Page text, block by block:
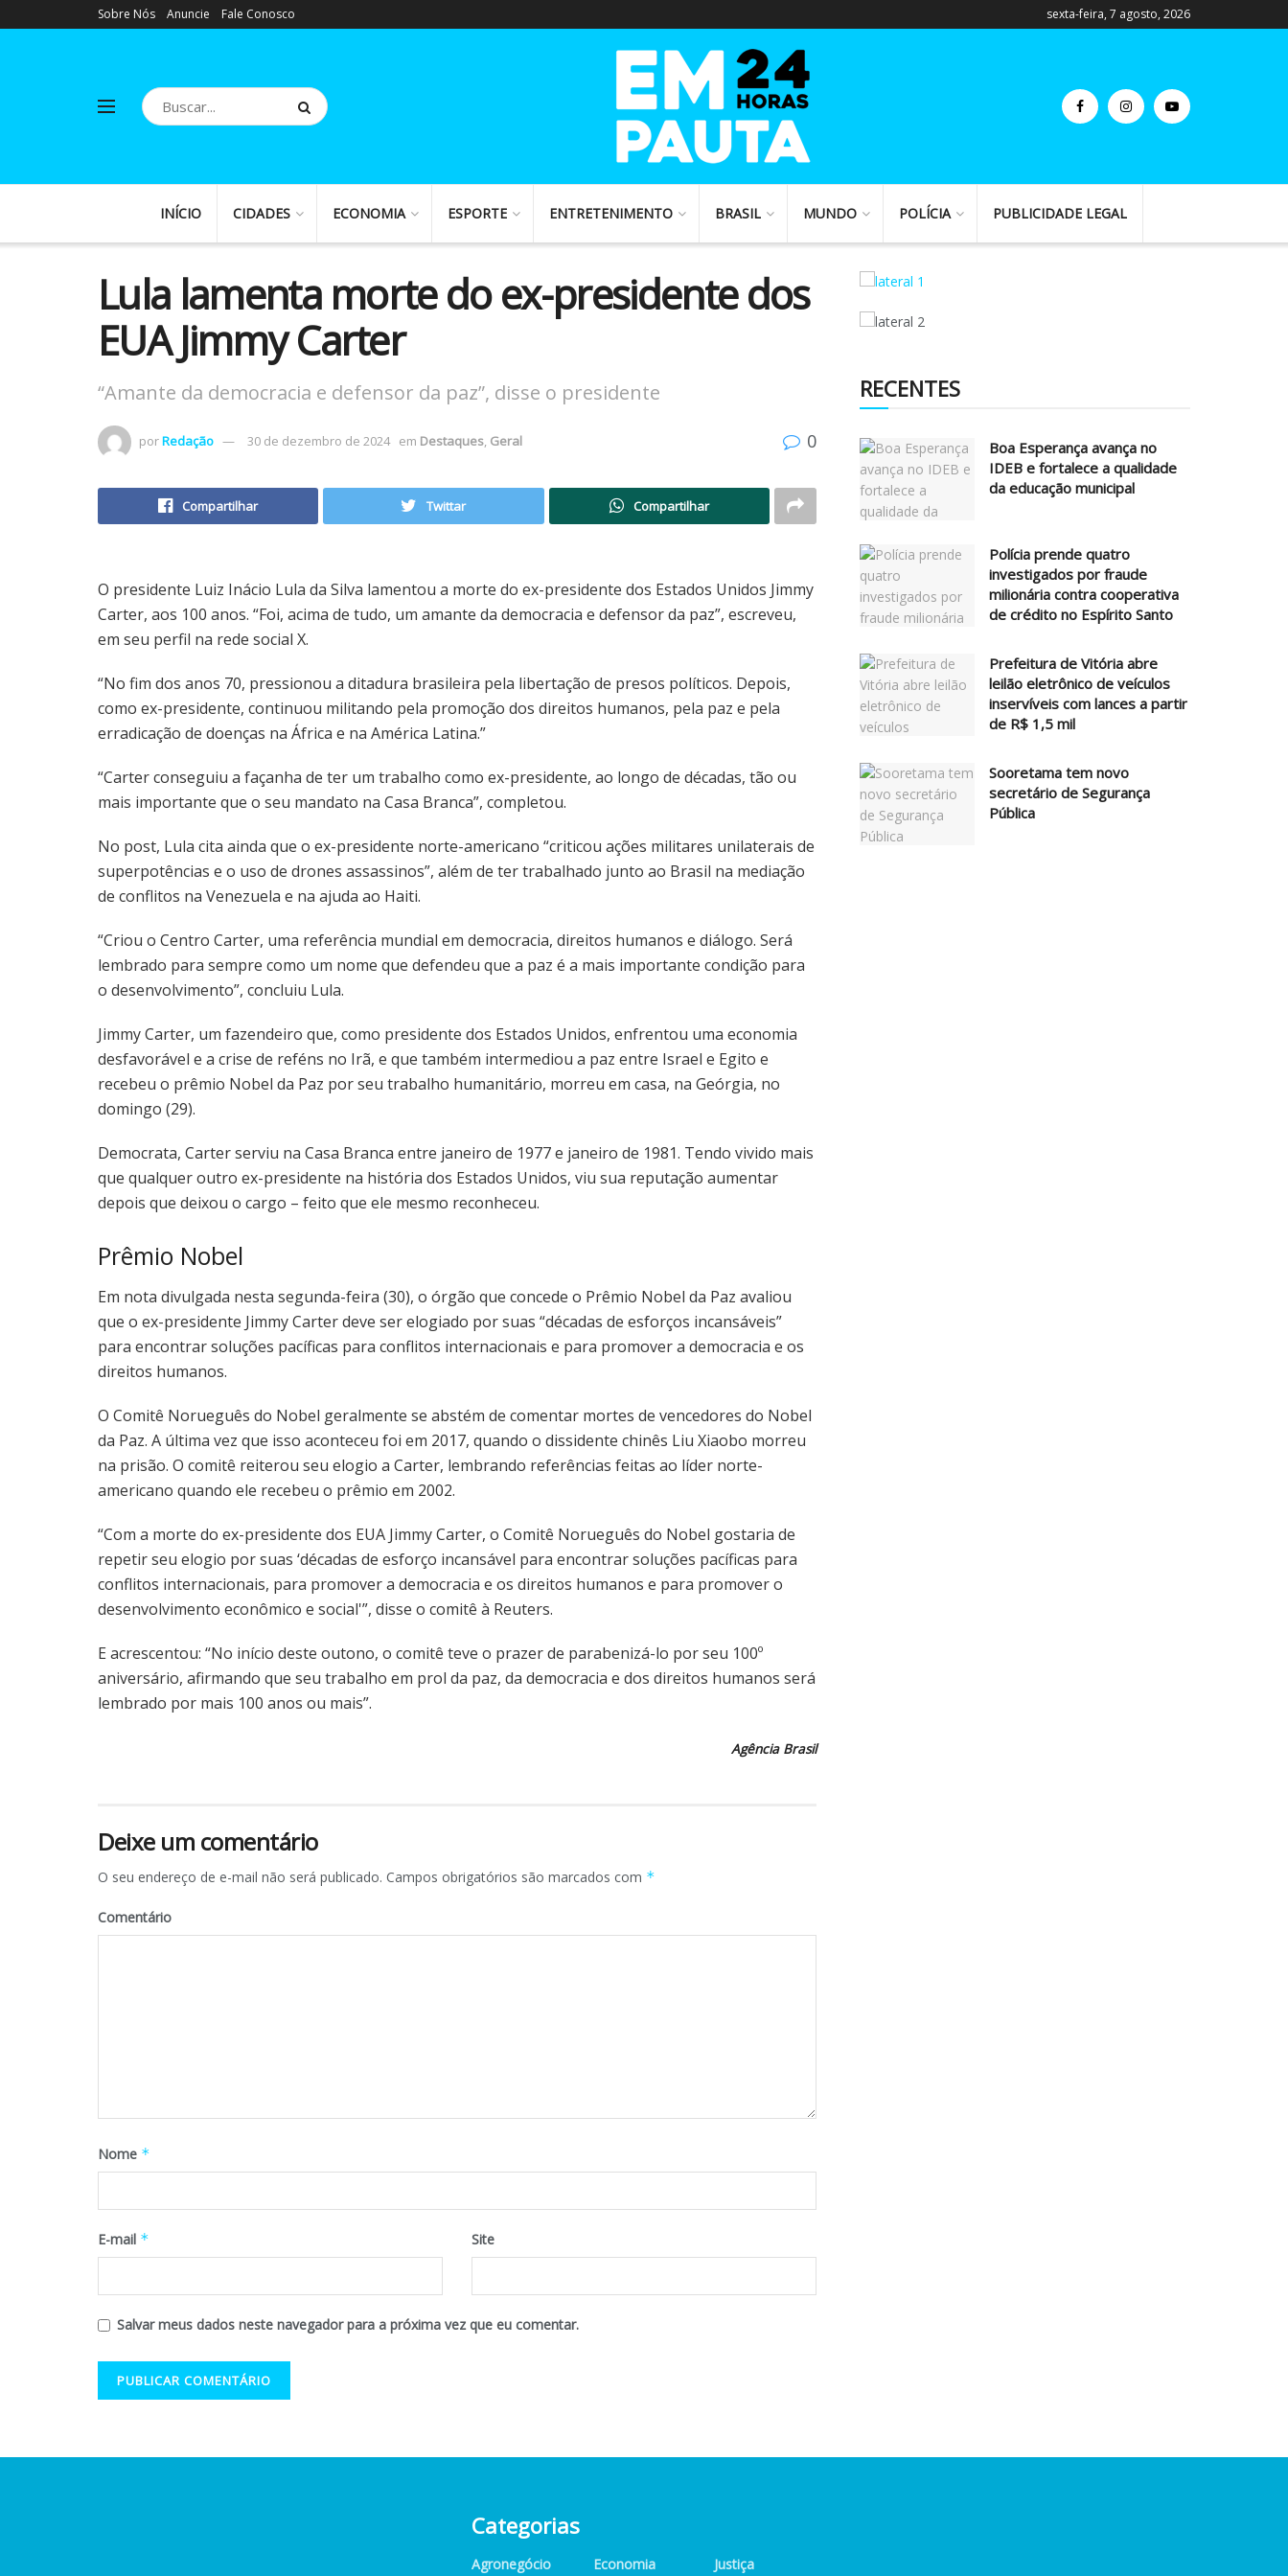
Sobre Nós Anuncie Fale Conosco sexta-feira, 7 agosto, 2026
INÍCIO CIDADES ECONOMIA ESPORTE ENTRETENIMENTO BRASIL MUNDO POLÍCIA PUBLICIDADE LEGAL
Lula lamenta morte do ex-presidente dos
EUA Jimmy Carter
“Amante da democracia e defensor da paz”, disse o presidente
porRedação 30 de dezembro de 2024 em Destaques, Geral 0
Compartilhar Twittar Compartilhar
O presidente Luiz Inácio Lula da Silva lamentou a morte do ex-presidente dos Estados Unidos Jimmy
Carter, aos 100 anos. “Foi, acima de tudo, um amante da democracia e defensor da paz”, escreveu,
em seu perfil na rede social X.
“No fim dos anos 70, pressionou a ditadura brasileira pela libertação de presos políticos. Depois,
como ex-presidente, continuou militando pela promoção dos direitos humanos, pela paz e pela
erradicação de doenças na África e na América Latina.”
“Carter conseguiu a façanha de ter um trabalho como ex-presidente, ao longo de décadas, tão ou
mais importante que o seu mandato na Casa Branca”, completou.
No post, Lula cita ainda que o ex-presidente norte-americano “criticou ações militares unilaterais de
superpotências e o uso de drones assassinos”, além de ter trabalhado junto ao Brasil na mediação
de conflitos na Venezuela e na ajuda ao Haiti.
“Criou o Centro Carter, uma referência mundial em democracia, direitos humanos e diálogo. Será
lembrado para sempre como um nome que defendeu que a paz é a mais importante condição para
o desenvolvimento”, concluiu Lula.
Jimmy Carter, um fazendeiro que, como presidente dos Estados Unidos, enfrentou uma economia
desfavorável e a crise de reféns no Irã, e que também intermediou a paz entre Israel e Egito e
recebeu o prêmio Nobel da Paz por seu trabalho humanitário, morreu em casa, na Geórgia, no
domingo (29).
Democrata, Carter serviu na Casa Branca entre janeiro de 1977 e janeiro de 1981. Tendo vivido mais
que qualquer outro ex-presidente na história dos Estados Unidos, viu sua reputação aumentar
depois que deixou o cargo – feito que ele mesmo reconheceu.
Prêmio Nobel
Em nota divulgada nesta segunda-feira (30), o órgão que concede o Prêmio Nobel da Paz avaliou
que o ex-presidente Jimmy Carter deve ser elogiado por suas “décadas de esforços incansáveis”
para encontrar soluções pacíficas para conflitos internacionais e para promover a democracia e os
direitos humanos.
O Comitê Norueguês do Nobel geralmente se abstém de comentar mortes de vencedores do Nobel
da Paz. A última vez que isso aconteceu foi em 2017, quando o dissidente chinês Liu Xiaobo morreu
na prisão. O comitê reiterou seu elogio a Carter, lembrando referências feitas ao líder norte-
americano quando ele recebeu o prêmio em 2002.
“Com a morte do ex-presidente dos EUA Jimmy Carter, o Comitê Norueguês do Nobel gostaria de
repetir seu elogio por suas ‘décadas de esforço incansável para encontrar soluções pacíficas para
conflitos internacionais, para promover a democracia e os direitos humanos e para promover o
desenvolvimento econômico e social'”, disse o comitê à Reuters.
E acrescentou: “No início deste outono, o comitê teve o prazer de parabenizá-lo por seu 100º
aniversário, afirmando que seu trabalho em prol da paz, da democracia e dos direitos humanos será
lembrado por mais 100 anos ou mais”.
Agência Brasil
Deixe um comentário
O seu endereço de e-mail não será publicado. Campos obrigatórios são marcados com *
Comentário
Nome *
E-mail * Site
Salvar meus dados neste navegador para a próxima vez que eu comentar.
RECENTES
Boa Esperança avança no
IDEB e fortalece a qualidade
da educação municipal
Polícia prende quatro
investigados por fraude
milionária contra cooperativa
de crédito no Espírito Santo
Prefeitura de Vitória abre
leilão eletrônico de veículos
inservíveis com lances a partir
de R$ 1,5 mil
Sooretama tem novo
secretário de Segurança
Pública
Categorias
Agronegócio Economia Justiça